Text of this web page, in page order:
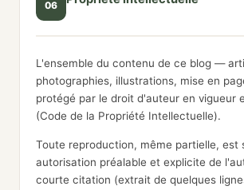
06
L'ensemble du contenu de ce blog —
photographies, illustrations, mise en
protégé par le droit d'auteur en vigueur
(Code de la Propriété Intellectuelle).
Toute reproduction, même partielle, est
autorisation préalable et explicite de
courte citation (extrait de quelques